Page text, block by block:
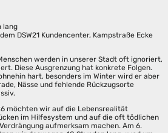
lang
DSW21 Kundencenter, Kampstraße Ecke
werden in unserer Stadt oft ignoriert,
Diese Ausgrenzung hat konkrete Folgen.
hart, besonders im Winter wird er aber
Nässe und fehlende Rückzugsorte
möchten wir auf die Lebensrealität
im Hilfesystem und auf die oft tödlichen
aufmerksam machen. Am 6.